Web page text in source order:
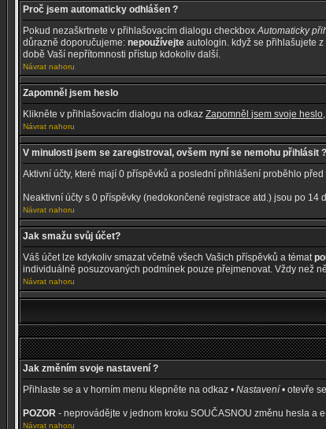
Proč jsem automaticky odhlášen ?
Pokud nezaškrtnete v přihlašovacím dialogu checkboxAutomaticky
důrazně doporučujeme: nepoužívejte autologin. když se přihlašujete
době Vaší nepřítomnosti přístup kdokoliv další.
Návrat nahoru
Zapomněl jsem heslo
Klikněte v přihlašovacím dialogu na odkaz Zapomněl jsem svoje heslo
Návrat nahoru
V minulosti jsem se zaregistroval, ovšem nyní se nemohu přihlásit
Aktivní účty, které mají 0 příspěvků a poslední přihlášení proběhlo
Neaktivní účty s 0 příspěvky (nedokončené registrace atd.) jsou po 14
Návrat nahoru
Jak smažu svůj účet?
Váš účet lze kdykoliv smazat včetně všech Vašich příspěvků a témat
individuálně posuzovaných podmínek pouze přejmenovat. Vždy než
Návrat nahoru
Jak změním svoje nastavení ?
Přihlaste se a v horním menu klepněte na odkaz • Nastavení • otevře
POZOR - neprovádějte v jednom kroku SOUČASNOU změnu hesla a
Návrat nahoru